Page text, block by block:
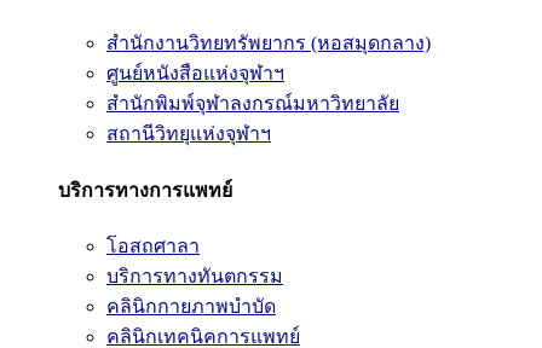
สำนักงานวิทยทรัพยากร (หอสมุดกลาง)
ศูนย์หนังสือแห่งจุฬาฯ
สำนักพิมพ์จุฬาลงกรณ์มหาวิทยาลัย
สถานีวิทยุแห่งจุฬาฯ
บริการทางการแพทย์
โอสถศาลา
บริการทางทันตกรรม
คลินิกกายภาพบำบัด
คลินิกเทคนิคการแพทย์